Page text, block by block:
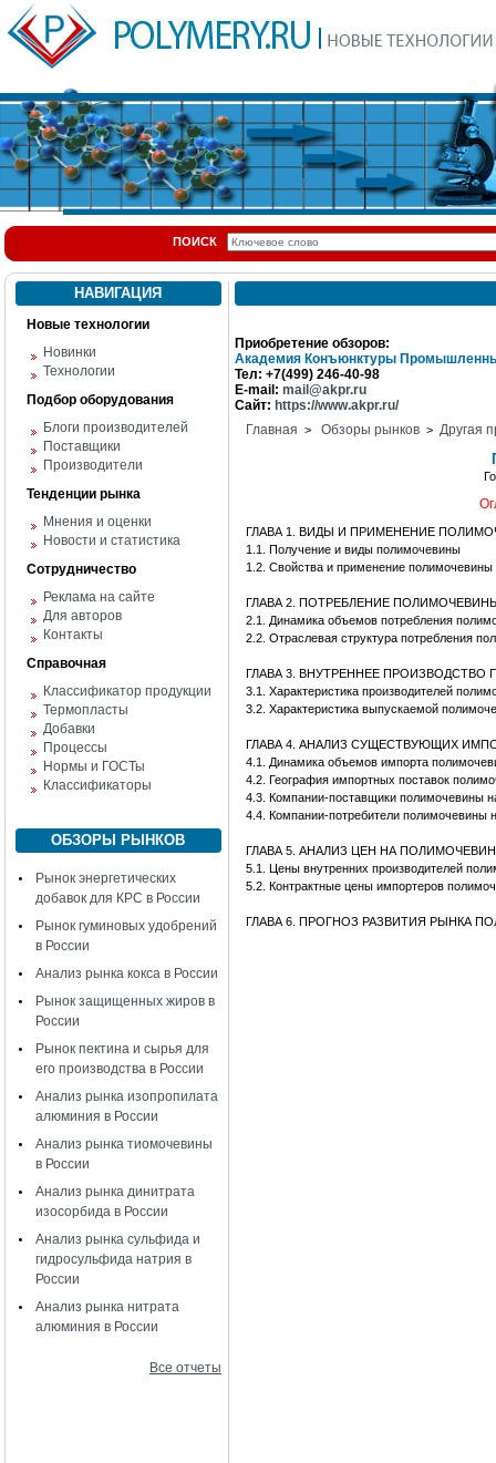
ПОИСК
НАВИГАЦИЯ
Новые технологии
Новинки
Технологии
Подбор оборудования
Блоги производителей
Поставщики
Производители
Тенденции рынка
Мнения и оценки
Новости и статистика
Сотрудничество
Реклама на сайте
Для авторов
Контакты
Справочная
Классификатор продукции
Термопласты
Добавки
Процессы
Нормы и ГОСТы
Классификаторы
ОБЗОРЫ РЫНКОВ
Рынок энергетических
добавок для КРС в России
Рынок гуминовых удобрений
в России
Анализ рынка кокса в России
Рынок защищенных жиров в
России
Рынок пектина и сырья для
его производства в России
Анализ рынка изопропилата
алюминия в России
Анализ рынка тиомочевины
в России
Анализ рынка динитрата
изосорбида в России
Анализ рынка сульфида и
гидросульфида натрия в
России
Анализ рынка нитрата
алюминия в России
Все отчеты
Приобретение обзоров:
Академия Конъюнктуры
Тел: +7(499) 246-40-98
E-mail: mail@akpr.ru
Сайт: https://www.akpr.ru/
Главная > Обзоры рынков > Другая
ГЛАВА 1. ВИДЫ И ПРИМЕНЕНИЕ
1.1. Получение и виды полимочевины
1.2. Свойства и применение полимочевины
ГЛАВА 2. ПОТРЕБЛЕНИЕ
2.1. Динамика объемов потребления
2.2. Отраслевая структура потребления
ГЛАВА 3. ВНУТРЕННЕЕ
3.1. Характеристика производителей
3.2. Характеристика выпускаемой
ГЛАВА 4. АНАЛИЗ СУЩЕСТВУЮЩИХ
4.1. Динамика объемов импорта
4.2. География импортных поставок
4.3. Компании-поставщики полимочевины
4.4. Компании-потребители полимочевины
ГЛАВА 5. АНАЛИЗ ЦЕН НА
5.1. Цены внутренних производителей
5.2. Контрактные цены импортеров
ГЛАВА 6. ПРОГНОЗ РАЗВИТИЯ РЫНКА